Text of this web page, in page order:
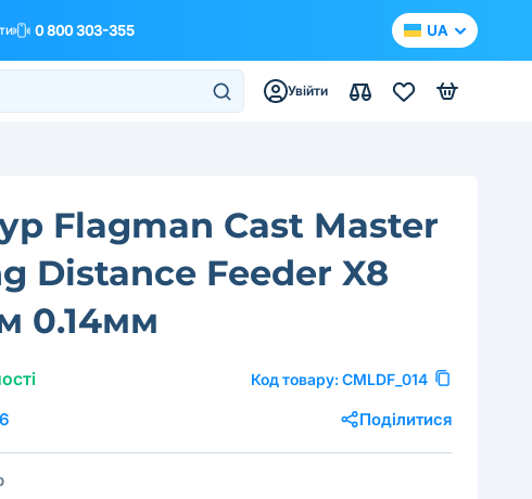
0 800 303-355 UA
Увійти
Flagman Cast Master
Distance Feeder X8
0.14мм
Код товару: CMLDF_014
6 Поділитися